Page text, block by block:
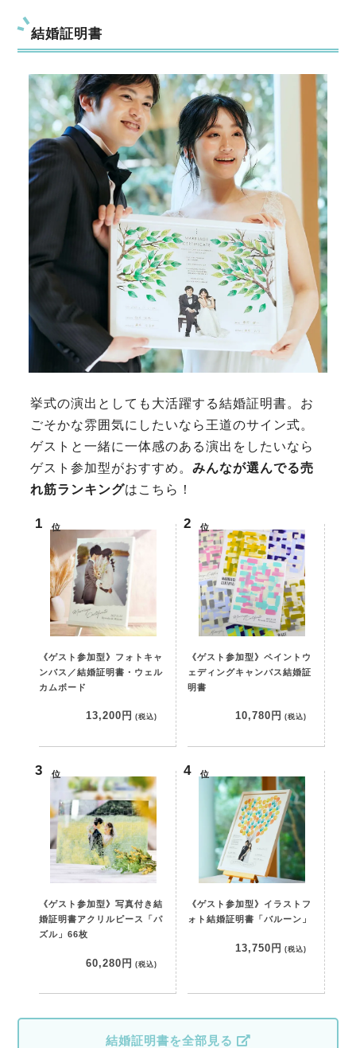
結婚証明書
挙式の演出としても大活躍する結婚証明書。お
ごそかな雰囲気にしたいなら王道のサイン式。
ゲストと一緒に一体感のある演出をしたいなら
ゲスト参加型がおすすめ。みんなが選んでる売
れ筋ランキングはこちら！
位
《ゲスト参加型》フォトキャ
ンバス／結婚証明書・ウェル
カムボード
13,200円 (税込)
位
《ゲスト参加型》ペイントウ
ェディングキャンバス結婚証
明書
10,780円 (税込)
位
《ゲスト参加型》写真付き結
婚証明書アクリルピース「パ
ズル」66枚
60,280円 (税込)
位
《ゲスト参加型》イラストフ
ォト結婚証明書「バルーン」
13,750円 (税込)
結婚証明書を全部見る